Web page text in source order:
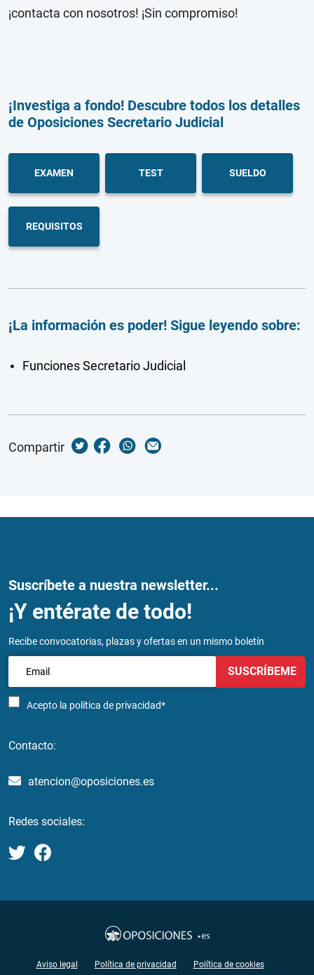
¡contacta con nosotros! ¡Sin compromiso!
¡Investiga a fondo! Descubre todos los detalles
de Oposiciones Secretario Judicial
EXAMEN TEST SUELDO
REQUISITOS
¡La información es poder! Sigue leyendo sobre:
Funciones Secretario Judicial
Compartir
Suscríbete a nuestra newsletter...
¡Y entérate de todo!
Recibe convocatorias, plazas y ofertas en un mismo boletín
Acepto la política de privacidad*
SUSCRÍBEME
Contacto:
atencion@oposiciones.es
Redes sociales:
Aviso legal Política de privacidad Política de cookies